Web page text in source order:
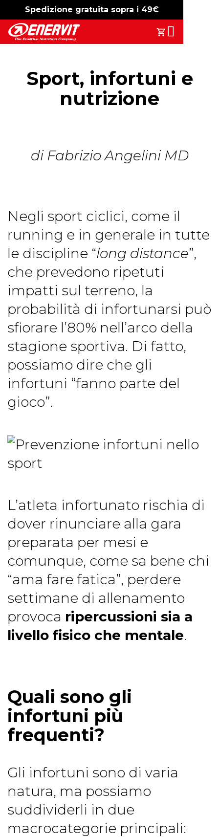
Spedizione gratuita sopra i 49€
-15% free shipping
Il Tuo
Search
Sport, infortuni e
nutrizione
di Fabrizio Angelini MD
Negli sport ciclici, come il
running e in generale in tutte
le discipline “long distance”,
che prevedono ripetuti
impatti sul terreno, la
probabilità di infortunarsi può
sfiorare l’80% nell’arco della
stagione sportiva. Di fatto,
possiamo dire che gli
infortuni “fanno parte del
gioco”.
L’atleta infortunato rischia di
dover rinunciare alla gara
preparata per mesi e
comunque, come sa bene chi
“ama fare fatica”, perdere
settimane di allenamento
provoca ripercussioni sia a
livello fisico che mentale.
Quali sono gli
infortuni più
frequenti?
Gli infortuni sono di varia
natura, ma possiamo
suddividerli in due
macrocategorie principali: